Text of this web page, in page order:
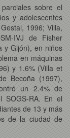
sobre el
y adolescentes
1996; Villa,
IVJ de Fisher
y Gijón), en niños
en máquinas
y 1.6% (Villa et
Becoña (1997),
un 2.4% de
SOGS-RA. En el
de 13 y más
de la ciudad de